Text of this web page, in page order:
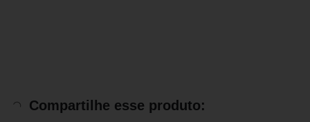
Compartilhe esse produto: